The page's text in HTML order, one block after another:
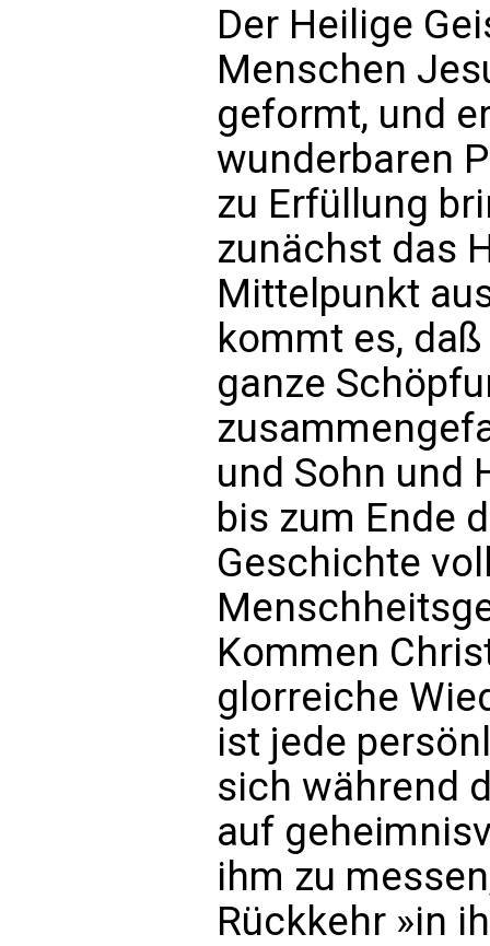
Der Heilige
Menschen
geformt, und
wunderbaren
zu Erfüllung
zunächst das
Mittelpunkt
kommt es,
ganze
und Sohn und
bis zum Ende
Geschichte
Kommen
glorreiche
ist jede
sich während
auf
ihm zu
Rückkehr »in